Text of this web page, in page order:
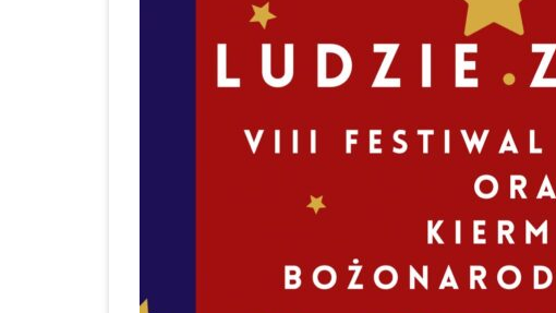
KOLEJNE POSTĘPOWANIE
OGŁOSZENIE O ZAMÓWIENIU.
ZAKUP I DOSTAWA
DO STOŁÓWKI SZKOLNEJ
ZESPOŁU SZKOLNO –
PRZEDSZKOLNEGO W
BABOROWIE W 2023 ROKU.
KONKURS NA STANOWISKO
GŁÓWNEGO KSIĘGOWEGO